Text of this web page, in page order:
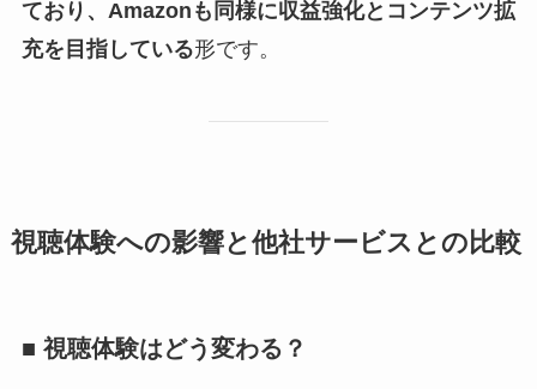
ており、Amazonも同様に収益強化とコンテンツ拡
充を目指している形です。
視聴体験への影響と他社サービスとの比較
■ 視聴体験はどう変わる？